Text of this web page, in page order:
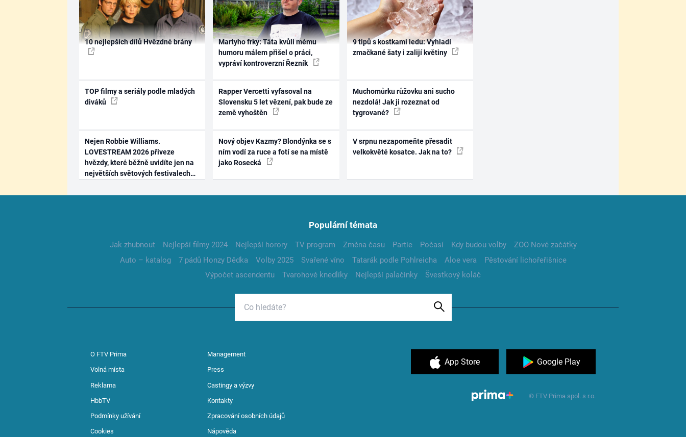
10 nejlepších dílů Hvězdné brány
TOP filmy a seriály podle mladých
diváků
Nejen Robbie Williams.
LOVESTREAM 2026 přiveze
hvězdy, které běžně uvidíte jen na
největších světových festivalech
Martyho frky: Táta kvůli mému
humoru málem přišel o práci,
vypráví kontroverzní Řezník
Rapper Vercetti vyfasoval na
Slovensku 5 let vězení, pak bude ze
země vyhoštěn
Nový objev Kazmy? Blondýnka se s
ním vodí za ruce a fotí se na místě
jako Rosecká
9 tipů s kostkami ledu: Vyhladí
zmačkané šaty i zalijí květiny
Muchomůrku růžovku ani sucho
nezdolá! Jak ji rozeznat od
tygrované?
V srpnu nezapomeňte přesadit
velkokvěté kosatce. Jak na to?
Populární témata
Jak zhubnout Nejlepší filmy 2024 Nejlepší horory TV program Změna času Partie Počasí Kdy budou volby
ZOO Nové začátky
Auto – katalog
7 pádů Honzy Dědka Volby 2025 Svařené víno Tatarák podle Pohlreicha Aloe vera
Pěstování lichořeřišnice
Výpočet ascendentu
Tvarohové knedlíky Nejlepší palačinky Švestkový koláč
O FTV Prima Management
Volná místa Press
Reklama Castingy a výzvy
HbbTV Kontakty
Podmínky užívání Zpracování osobních údajů
Cookies Nápověda
App Store Google Play
© FTV Prima spol. s r.o.